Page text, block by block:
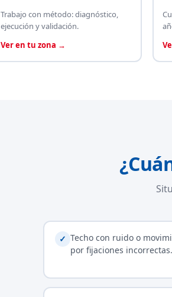
Trabajo con método: diagnóstico,
ejecución y validación.
Ver en tu zona →
✓ Techo con ruido o
por fijaciones incorrectas.